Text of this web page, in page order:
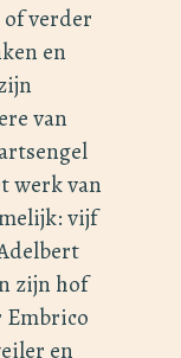
verder
en
van
werk van
vijf
zijn hof
Embrico
en